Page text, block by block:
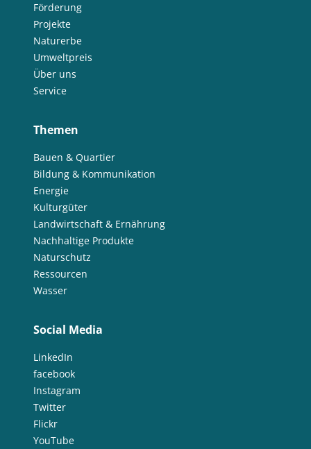
Förderung
Projekte
Naturerbe
Umweltpreis
Über uns
Service
Themen
Bauen & Quartier
Bildung & Kommunikation
Energie
Kulturgüter
Landwirtschaft & Ernährung
Nachhaltige Produkte
Naturschutz
Ressourcen
Wasser
Social Media
LinkedIn
facebook
Instagram
Twitter
Flickr
YouTube